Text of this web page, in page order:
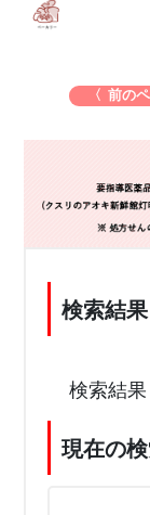
〈 前の
検索結果
検索結果
現在の